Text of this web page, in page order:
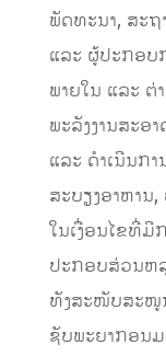
ພັດທະນາ, ສະຖ
ແລະ ຜູ້ປະກອບ
ພາຍໃນ ແລະ ຕ່
ພະລັງງານສະອ
ແລະ ດຳເນີນກ
ສະບຽງອາຫານ
ໃນເງື່ອນໄຂທີ່ມີ
ປະກອບສ່ວນຫ
ທັງສະໜັບສະໜູ
ຊັບພະຍາກອນ